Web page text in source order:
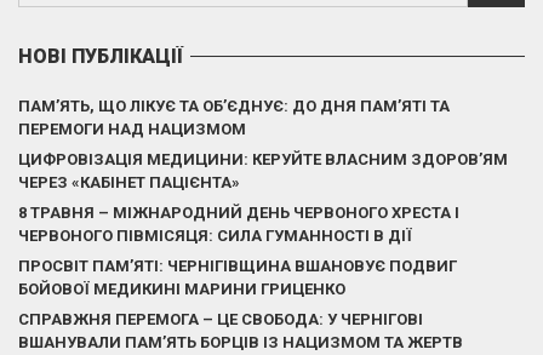
НОВІ ПУБЛІКАЦІЇ
ПАМ’ЯТЬ, ЩО ЛІКУЄ ТА ОБ’ЄДНУЄ: ДО ДНЯ ПАМ’ЯТІ ТА
ПЕРЕМОГИ НАД НАЦИЗМОМ
ЦИФРОВІЗАЦІЯ МЕДИЦИНИ: КЕРУЙТЕ ВЛАСНИМ ЗДОРОВ’ЯМ
ЧЕРЕЗ «КАБІНЕТ ПАЦІЄНТА»
8 ТРАВНЯ – МІЖНАРОДНИЙ ДЕНЬ ЧЕРВОНОГО ХРЕСТА І
ЧЕРВОНОГО ПІВМІСЯЦЯ: СИЛА ГУМАННОСТІ В ДІЇ
ПРОСВІТ ПАМ’ЯТІ: ЧЕРНІГІВЩИНА ВШАНОВУЄ ПОДВИГ
БОЙОВОЇ МЕДИКИНІ МАРИНИ ГРИЦЕНКО
СПРАВЖНЯ ПЕРЕМОГА – ЦЕ СВОБОДА: У ЧЕРНІГОВІ
ВШАНУВАЛИ ПАМ’ЯТЬ БОРЦІВ ІЗ НАЦИЗМОМ ТА ЖЕРТВ